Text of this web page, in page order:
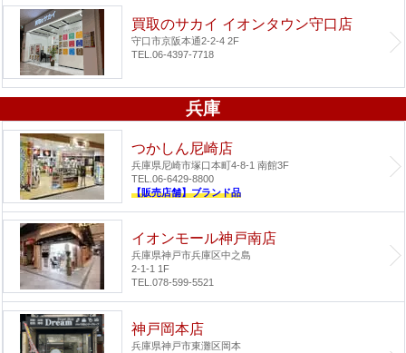
買取のサカイ イオンタウン守口店
守口市京阪本通2-2-4 2F
TEL.06-4397-7718
兵庫
つかしん尼崎店
兵庫県尼崎市塚口本町4-8-1 南館3F
TEL.06-6429-8800
【販売店舗】ブランド品
イオンモール神戸南店
兵庫県神戸市兵庫区中之島
2-1-1 1F
TEL.078-599-5521
神戸岡本店
兵庫県神戸市東灘区岡本